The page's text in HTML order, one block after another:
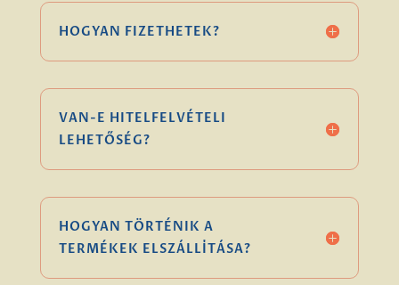
HOGYAN FIZETHETEK?
VAN-E HITELFELVÉTELI
LEHETŐSÉG?
HOGYAN TÖRTÉNIK A
TERMÉKEK ELSZÁLLÍTÁSA?